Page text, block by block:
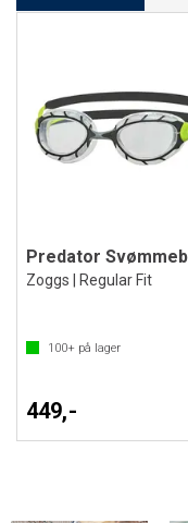
Zoggs | Regular Fit
100+ på lager
449,-